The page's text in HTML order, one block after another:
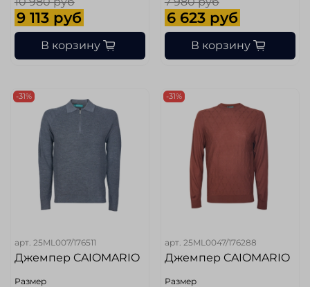
9 113 руб
В корзину
6 623 руб
В корзину
-31%
арт. 25ML007/176511
Джемпер CAIOMARIO
Размер
-31%
арт. 25ML0047/176288
Джемпер CAIOMARIO
Размер